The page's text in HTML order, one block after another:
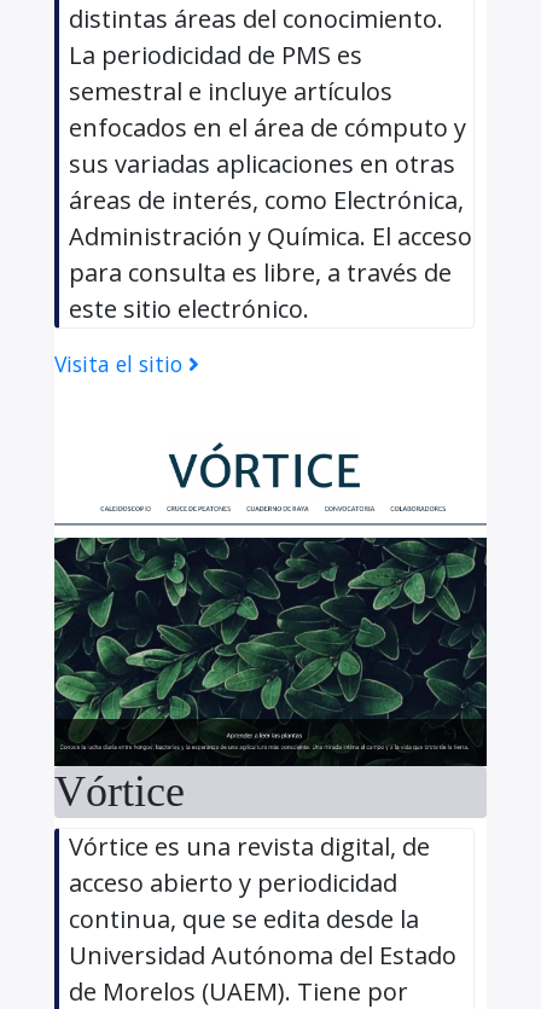
distintas áreas del conocimiento.
La periodicidad de PMS es
semestral e incluye artículos
enfocados en el área de cómputo y
sus variadas aplicaciones en otras
áreas de interés, como Electrónica,
Administración y Química. El acceso
para consulta es libre, a través de
este sitio electrónico.
Visita el sitio
Vórtice
Vórtice es una revista digital, de
acceso abierto y periodicidad
continua, que se edita desde la
Universidad Autónoma del Estado
de Morelos (UAEM). Tiene por